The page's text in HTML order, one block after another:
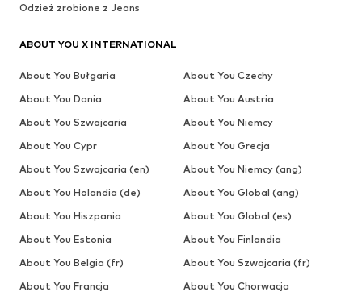
Odzież zrobione z Jeans
ABOUT YOU X INTERNATIONAL
About You Bułgaria
About You Czechy
About You Dania
About You Austria
About You Szwajcaria
About You Niemcy
About You Cypr
About You Grecja
About You Szwajcaria (en)
About You Niemcy (ang)
About You Holandia (de)
About You Global (ang)
About You Hiszpania
About You Global (es)
About You Estonia
About You Finlandia
About You Belgia (fr)
About You Szwajcaria (fr)
About You Francja
About You Chorwacja